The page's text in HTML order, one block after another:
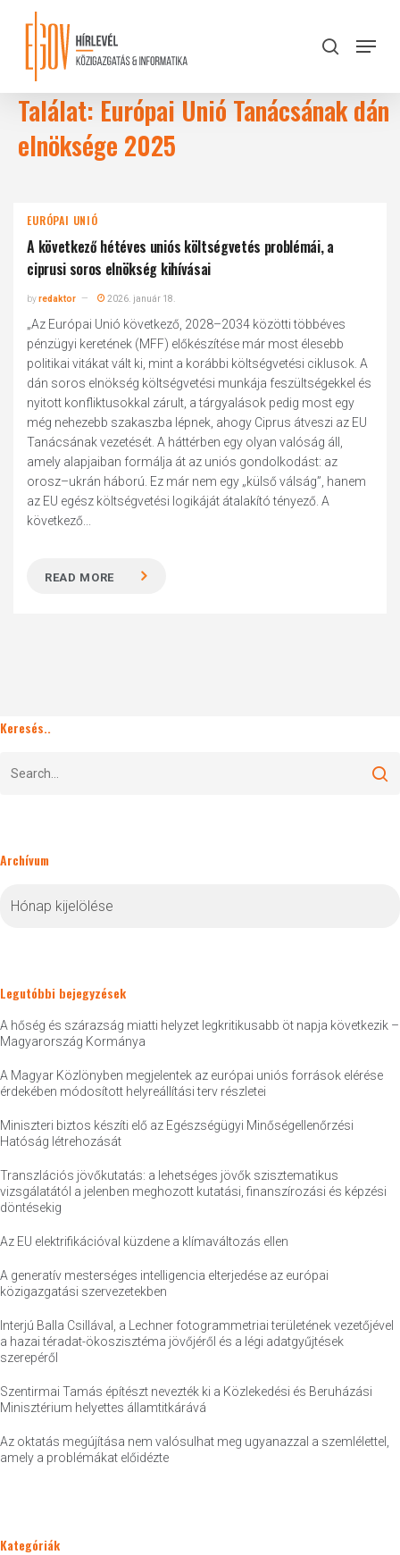
content
search
Menu
Találat: Európai Unió Tanácsának dán
elnöksége 2025
EURÓPAI UNIÓ
A következő hétéves uniós költségvetés problémái, a
ciprusi soros elnökség kihívásai
byredaktor 2026. január 18.
„Az Európai Unió következő, 2028–2034 közötti többéves
pénzügyi keretének (MFF) előkészítése már most élesebb
politikai vitákat vált ki, mint a korábbi költségvetési ciklusok. A
dán soros elnökség költségvetési munkája feszültségekkel és
nyitott konfliktusokkal zárult, a tárgyalások pedig most egy
még nehezebb szakaszba lépnek, ahogy Ciprus átveszi az EU
Tanácsának vezetését. A háttérben egy olyan valóság áll,
amely alapjaiban formálja át az uniós gondolkodást: az
orosz–ukrán háború. Ez már nem egy „külső válság”, hanem
az EU egész költségvetési logikáját átalakító tényező. A
következő...
READ MORE
Keresés..
Archívum
Legutóbbi bejegyzések
A hőség és szárazság miatti helyzet legkritikusabb öt napja következik –
Magyarország Kormánya
A Magyar Közlönyben megjelentek az európai uniós források elérése
érdekében módosított helyreállítási terv részletei
Miniszteri biztos készíti elő az Egészségügyi Minőségellenőrzési
Hatóság létrehozását
Transzlációs jövőkutatás: a lehetséges jövők szisztematikus
vizsgálatától a jelenben meghozott kutatási, finanszírozási és képzési
döntésekig
Az EU elektrifikációval küzdene a klímaváltozás ellen
A generatív mesterséges intelligencia elterjedése az európai
közigazgatási szervezetekben
Interjú Balla Csillával, a Lechner fotogrammetriai területének vezetőjével
a hazai téradat-ökoszisztéma jövőjéről és a légi adatgyűjtések
szerepéről
Szentirmai Tamás építészt nevezték ki a Közlekedési és Beruházási
Minisztérium helyettes államtitkárává
Az oktatás megújítása nem valósulhat meg ugyanazzal a szemlélettel,
amely a problémákat előidézte
Kategóriák
Close